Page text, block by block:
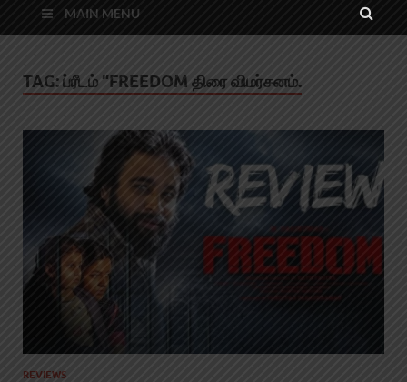
MAIN MENU
TAG:ப்ரீடம் “FREEDOM திரை விமர்சனம்.
REVIEWS